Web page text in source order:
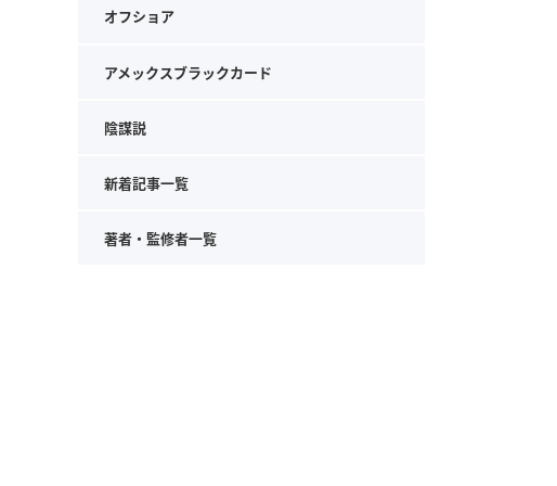
オフショア
アメックスブラックカード
陰謀説
新着記事一覧
著者・監修者一覧